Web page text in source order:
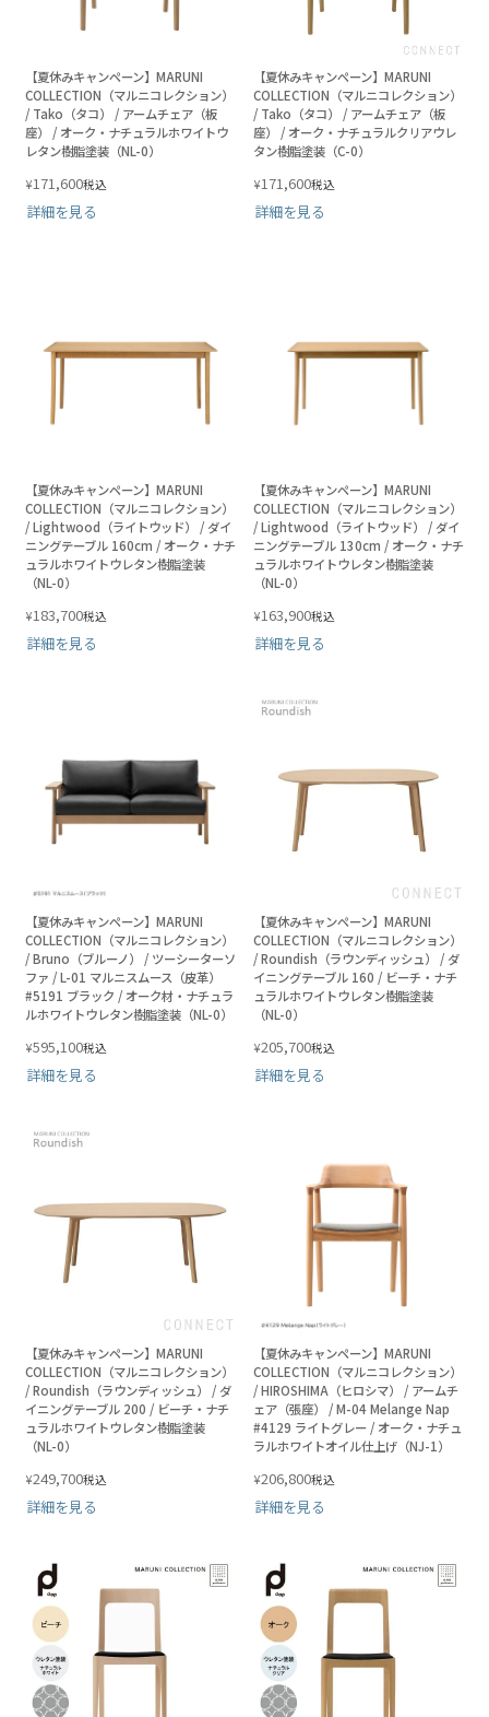
【夏休みキャンペーン】MARUNI
COLLECTION（マルニコレクション）
/ Tako（タコ） / アームチェア（板
座） / オーク・ナチュラルホワイトウ
レタン樹脂塗装（NL-0）
¥171,600税込
詳細を見る
【夏休みキャンペーン】MARUNI
COLLECTION（マルニコレクション）
/ Tako（タコ） / アームチェア（板
座） / オーク・ナチュラルクリアウレ
タン樹脂塗装（C-0）
¥171,600税込
詳細を見る
【夏休みキャンペーン】MARUNI
COLLECTION（マルニコレクション）
/ Lightwood（ライトウッド） / ダイ
ニングテーブル 160cm / オーク・ナチ
ュラルホワイトウレタン樹脂塗装
（NL-0）
¥183,700税込
詳細を見る
【夏休みキャンペーン】MARUNI
COLLECTION（マルニコレクション）
/ Lightwood（ライトウッド） / ダイ
ニングテーブル 130cm / オーク・ナチ
ュラルホワイトウレタン樹脂塗装
（NL-0）
¥163,900税込
詳細を見る
【夏休みキャンペーン】MARUNI
COLLECTION（マルニコレクション）
/ Bruno（ブルーノ） / ツーシーターソ
ファ / L-01 マルニスムース（皮革）
#5191 ブラック / オーク材・ナチュラ
ルホワイトウレタン樹脂塗装（NL-0）
¥595,100税込
詳細を見る
【夏休みキャンペーン】MARUNI
COLLECTION（マルニコレクション）
/ Roundish（ラウンディッシュ） / ダ
イニングテーブル 160 / ビーチ・ナチ
ュラルホワイトウレタン樹脂塗装
（NL-0）
¥205,700税込
詳細を見る
【夏休みキャンペーン】MARUNI
COLLECTION（マルニコレクション）
/ Roundish（ラウンディッシュ） / ダ
イニングテーブル 200 / ビーチ・ナチ
ュラルホワイトウレタン樹脂塗装
（NL-0）
¥249,700税込
詳細を見る
【夏休みキャンペーン】MARUNI
COLLECTION（マルニコレクション）
/ HIROSHIMA（ヒロシマ） / アームチ
ェア（張座） / M-04 Melange Nap
#4129 ライトグレー / オーク・ナチュ
ラルホワイトオイル仕上げ（NJ-1）
¥206,800税込
詳細を見る